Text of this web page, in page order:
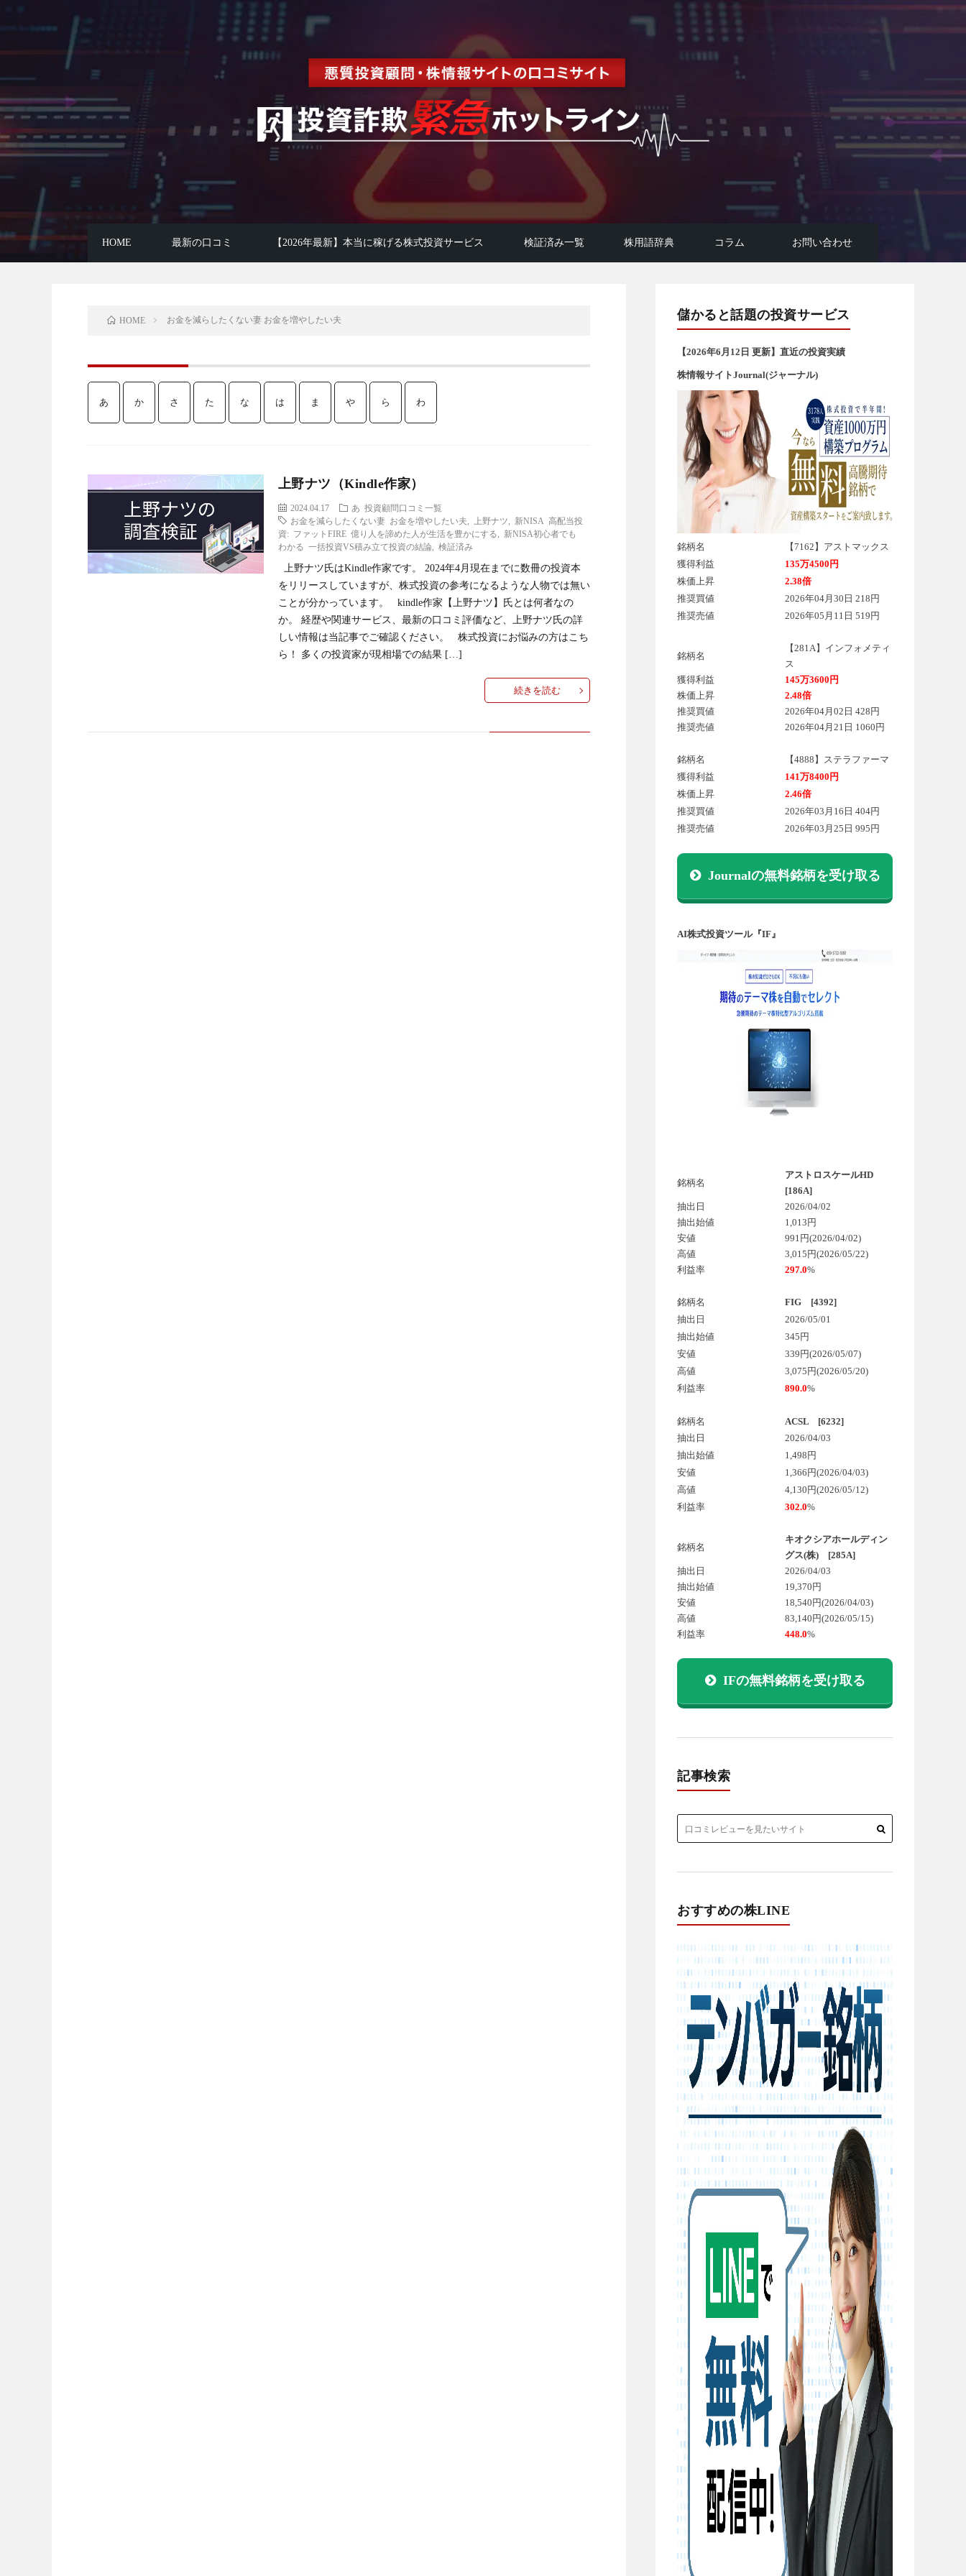
HOME 最新の口コミ 【2026年最新】本当に稼げる株式投資サービス 検証済み一覧 株用語辞典 コラム お問い合わせ
HOME お金を減らしたくない妻 お金を増やしたい夫
あ か さ た な は ま や ら わ
上野ナツ（Kindle作家）
2024.04.17 あ 投資顧問口コミ一覧
お金を減らしたくない妻 お金を増やしたい夫
上野ナツ
新NISA 高配当投
資: ファットFIRE 億り人を諦めた人が生活を豊かにする
新NISA初心者でも
わかる 一括投資VS積み立て投資の結論, 検証済み
上野ナツ氏はKindle作家です。 2024年4月現在までに数冊の投資本
をリリースしていますが、株式投資の参考になるような人物では無い
ことが分かっています。 kindle作家【上野ナツ】氏とは何者なの
か。 経歴や関連サービス、最新の口コミ評価など、上野ナツ氏の詳
しい情報は当記事でご確認ください。 株式投資にお悩みの方はこち
ら！ 多くの投資家が現相場での結果 […]
続きを読む
儲かると話題の投資サービス
【2026年6 月12 日 更新】直近の投資実績
株情報サイトJournal(ジャーナル)
銘柄名
【7162】アストマックス
獲得利益
135万4500円
株価上昇
2.38倍
推奨買値
2026年04月30日 218円
推奨売値
2026年05月11日 519円
銘柄名
【281A】インフォメティ
ス
獲得利益
145万3600円
株価上昇
2.48倍
推奨買値
2026年04月02日 428円
推奨売値
2026年04月21日 1060円
銘柄名
【4888】ステラファーマ
獲得利益
141万8400円
株価上昇
2.46倍
推奨買値
2026年03月16日 404円
推奨売値
2026年03月25日 995円
Journalの無料銘柄を受け取る
AI株式投資ツール『IF』
銘柄名
アストロスケールHD
[186A]
抽出日
2026/04/02
抽出始値
1,013円
安値
991円(2026/04/02)
高値
3,015円(2026/05/22)
利益率
297.0%
銘柄名
FIG [4392]
抽出日
2026/05/01
抽出始値
345円
安値
339円(2026/05/07)
高値
3,075円(2026/05/20)
利益率
890.0%
銘柄名
ACSL [6232]
抽出日
2026/04/03
抽出始値
1,498円
安値
1,366円(2026/04/03)
高値
4,130円(2026/05/12)
利益率
302.0%
銘柄名
キオクシアホールディン
グス(株) [285A]
抽出日
2026/04/03
抽出始値
19,370円
安値
18,540円(2026/04/03)
高値
83,140円(2026/05/15)
利益率
448.0%
IFの無料銘柄を受け取る
記事検索
おすすめの株LINE